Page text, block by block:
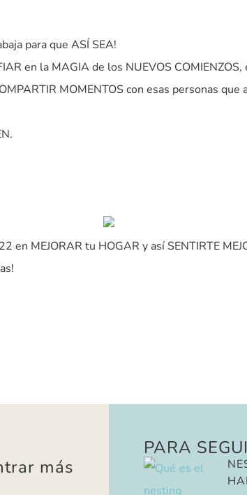
para que ASÍ SEA!
en la MAGIA de los NUEVOS COMIENZOS,
MOMENTOS con esas personas que
en MEJORAR tu HOGAR y así SENTIRTE
más
PARA